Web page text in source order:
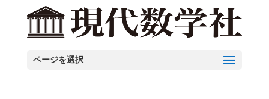
ページを選択